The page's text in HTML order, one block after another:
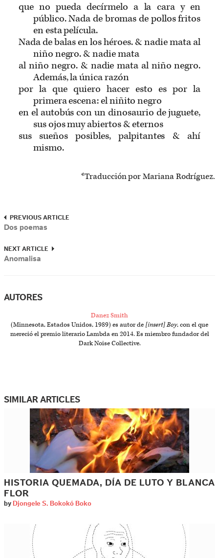
que no pueda decírmelo a la cara y en
público. Nada de bromas de pollos fritos
en esta película.
Nada de balas en los héroes. & nadie mata al
niño negro. & nadie mata
al niño negro. & nadie mata al niño negro.
Además, la única razón
por la que quiero hacer esto es por la
primera escena: el niñito negro
en el autobús con un dinosaurio de juguete,
sus ojos muy abiertos & eternos
sus sueños posibles, palpitantes & ahí
mismo.
*Traducción por Mariana Rodríguez.
PREVIOUS ARTICLE
Dos poemas
NEXT ARTICLE
Anomalisa
AUTORES
Danez Smith
(Minnesota, Estados Unidos, 1989) es autor de [insert] Boy, con el que
mereció el premio literario Lambda en 2014. Es miembro fundador del
Dark Noise Collective.
SIMILAR ARTICLES
HISTORIA QUEMADA, DÍA DE LUTO Y BLANCA
FLOR
by Djongele S. Bokokó Boko